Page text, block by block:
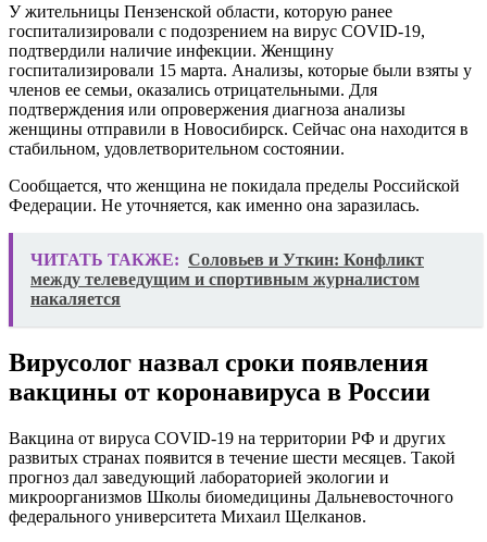
У жительницы Пензенской области, которую ранее
госпитализировали с подозрением на вирус COVID-19,
подтвердили наличие инфекции. Женщину
госпитализировали 15 марта. Анализы, которые были взяты у
членов ее семьи, оказались отрицательными. Для
подтверждения или опровержения диагноза анализы
женщины отправили в Новосибирск. Сейчас она находится в
стабильном, удовлетворительном состоянии.
Сообщается, что женщина не покидала пределы Российской
Федерации. Не уточняется, как именно она заразилась.
ЧИТАТЬ ТАКЖЕ: Соловьев и Уткин: Конфликт
между телеведущим и спортивным журналистом
накаляется
Вирусолог назвал сроки появления
вакцины от коронавируса в России
Вакцина от вируса COVID-19 на территории РФ и других
развитых странах появится в течение шести месяцев. Такой
прогноз дал заведующий лабораторией экологии и
микроорганизмов Школы биомедицины Дальневосточного
федерального университета Михаил Щелканов.